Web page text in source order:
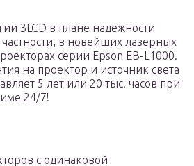
3LCD в плане надежности
частности, в новейших лазерных
серии Epson EB-L1000.
на проектор и источник света
5 лет или 20 тыс. часов при
24/7!
с одинаковой